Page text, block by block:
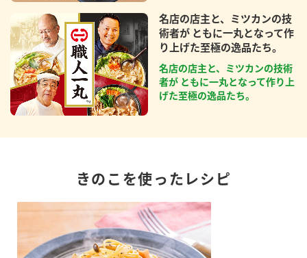
名店の店主と、ミツカンの技
術者が ともに一丸となって作
り上げた至極の逸品たち。
名店の店主と、ミツカンの技術
者が ともに一丸となって作り上
げた至極の逸品たち。
きのこを使ったレシピ